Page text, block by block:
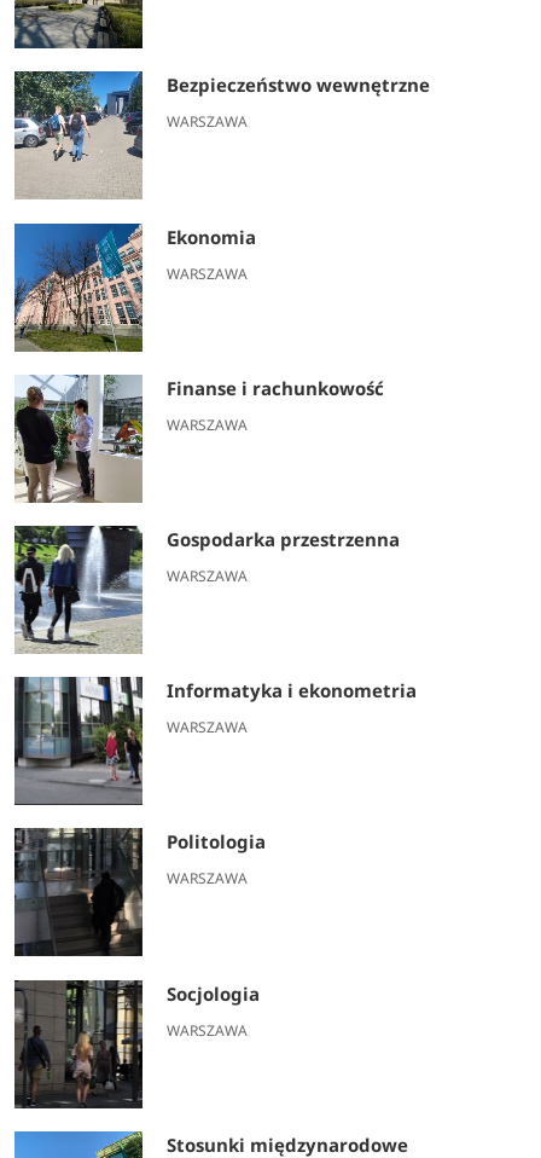
Bezpieczeństwo wewnętrzne
WARSZAWA
Ekonomia
WARSZAWA
Finanse i rachunkowość
WARSZAWA
Gospodarka przestrzenna
WARSZAWA
Informatyka i ekonometria
WARSZAWA
Politologia
WARSZAWA
Socjologia
WARSZAWA
Stosunki międzynarodowe